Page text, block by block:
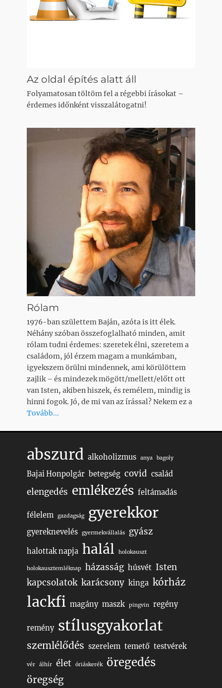
Az oldal építés alatt áll
Folyamatosan töltöm fel a régebbi írásokat –
érdemes időnként visszalátogatni!
Rólam
1976-ban születtem Baján, azóta is itt élek.
Néhány szóban összefoglalható minden, amit
rólam tudni érdemes: szeretek élni, szeretem a
családom, jól érzem magam a munkámban,
igyekszem örülni mindennek, ami körülöttem
zajlik – és mindezek mögött/mellett/előtt ott
van Isten, akiben hiszek, és remélem, mindig is
hinni fogok. Jó, de mi van az írással? Nekem ez a
Tovább...
abszurd alkoholizmus anya bagoly
Bajai Honpolgár betegség covid család
elengedés emlékezés feltámadás
félelem gazdagság gyerekkor
gyereknevelés gyermekvállalás gyász
halottak napja halál holokauszt
holokausztemléknap házasság húsvét Isten
kapcsolatok karácsony kinga kórház
lackfi magány maszk pingvin regény
remény stílusgyakorlat
szemlélődés szerelem temető testvérek
vér álhír élet óriáskerék öregedés
öregség